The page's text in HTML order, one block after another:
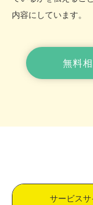
内容にしています。
無料
サービス